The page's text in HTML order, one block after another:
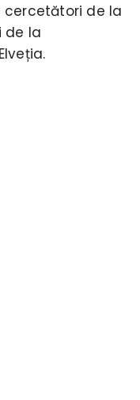
cercetători de la
de la